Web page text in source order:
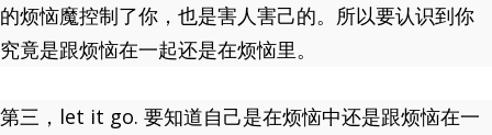
的烦恼魔控制了你，也是害人害己的。所以要认识到你
究竟是跟烦恼在一起还是在烦恼里。
第三，let it go. 要知道自己是在烦恼中还是跟烦恼在一